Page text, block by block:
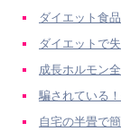
ダイエット食
ダイエットで
成長ホルモン
騙されている
自宅の半畳で